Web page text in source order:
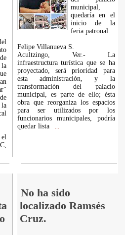
el
municipal,
quedaría en el
inicio de la
feria patronal.
Felipe Villanueva S.
Acultzingo, Ver.- La
infraestructura turística que se ha
proyectado, será prioridad para
esta administración, y la
transformación del palacio
municipal, es parte de ello; ésta
obra que reorganiza los espacios
para ser utilizados por los
funcionarios municipales, podría
quedar lista
No ha sido
localizado Ramsés
Cruz.